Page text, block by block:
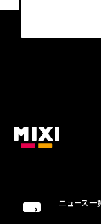
ニュース一